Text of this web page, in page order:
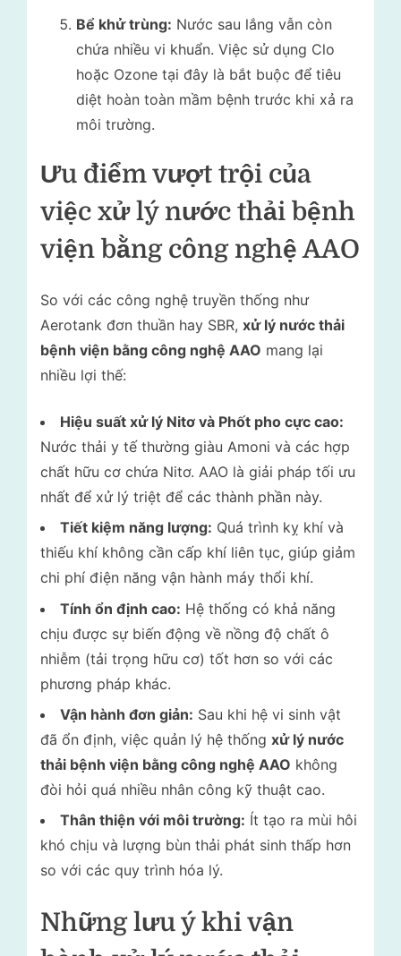
Bể khử trùng: Nước sau lắng vẫn còn
chứa nhiều vi khuẩn. Việc sử dụng Clo
hoặc Ozone tại đây là bắt buộc để tiêu
diệt hoàn toàn mầm bệnh trước khi xả ra
môi trường.
Ưu điểm vượt trội của
việc xử lý nước thải bệnh
viện bằng công nghệ AAO
So với các công nghệ truyền thống như
Aerotank đơn thuần hay SBR, xử lý nước thải
bệnh viện bằng công nghệ AAO mang lại
nhiều lợi thế:
Hiệu suất xử lý Nitơ và Phốt pho cực cao:
Nước thải y tế thường giàu Amoni và các hợp
chất hữu cơ chứa Nitơ. AAO là giải pháp tối ưu
nhất để xử lý triệt để các thành phần này.
Tiết kiệm năng lượng: Quá trình kỵ khí và
thiếu khí không cần cấp khí liên tục, giúp giảm
chi phí điện năng vận hành máy thổi khí.
Tính ổn định cao: Hệ thống có khả năng
chịu được sự biến động về nồng độ chất ô
nhiễm (tải trọng hữu cơ) tốt hơn so với các
phương pháp khác.
Vận hành đơn giản: Sau khi hệ vi sinh vật
đã ổn định, việc quản lý hệ thống xử lý nước
thải bệnh viện bằng công nghệ AAO không
đòi hỏi quá nhiều nhân công kỹ thuật cao.
Thân thiện với môi trường: Ít tạo ra mùi hôi
khó chịu và lượng bùn thải phát sinh thấp hơn
so với các quy trình hóa lý.
Những lưu ý khi vận